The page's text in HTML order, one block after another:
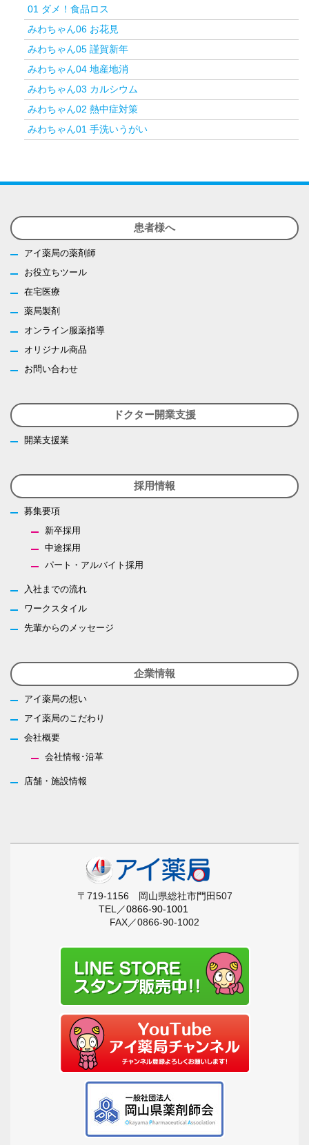
01 ダメ！食品ロス
みわちゃん06 お花見
みわちゃん05 謹賀新年
みわちゃん04 地産地消
みわちゃん03 カルシウム
みわちゃん02 熱中症対策
みわちゃん01 手洗いうがい
患者様へ
アイ薬局の薬剤師
お役立ちツール
在宅医療
薬局製剤
オンライン服薬指導
オリジナル商品
お問い合わせ
ドクター開業支援
開業支援業
採用情報
募集要項
新卒採用
中途採用
パート・アルバイト採用
入社までの流れ
ワークスタイル
先輩からのメッセージ
企業情報
アイ薬局の想い
アイ薬局のこだわり
会社概要
会社情報･沿革
店舗・施設情報
〒719-1156 岡山県総社市門田507
TEL／0866-90-1001
FAX／0866-90-1002